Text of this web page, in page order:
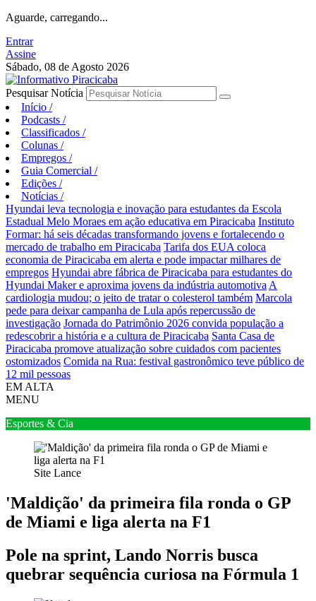
Aguarde, carregando...
Entrar
Assine
Sábado, 08 de Agosto 2026
Pesquisar Notícia
Início /
Podcasts /
Classificados /
Colunas /
Empregos /
Guia Comercial /
Edições /
Notícias /
Hyundai leva tecnologia e inovação para estudantes da Escola
Estadual Melo Moraes em ação educativa em Piracicaba Instituto
Formar: há seis décadas transformando jovens e fortalecendo o
mercado de trabalho em Piracicaba Tarifa dos EUA coloca
economia de Piracicaba em alerta e pode impactar milhares de
empregos Hyundai abre fábrica de Piracicaba para estudantes do
Hyundai Maker e aproxima jovens da indústria automotiva A
cardiologia mudou; o jeito de tratar o colesterol também Marcola
pede para deixar campanha de Lula após repercussão de
investigação Jornada do Patrimônio 2026 convida população a
redescobrir a história e a cultura de Piracicaba Santa Casa de
Piracicaba promove atualização sobre cuidados com pacientes
ostomizados Comida na Rua: festival gastronômico teve público de
12 mil pessoas
EM ALTA
MENU
Esportes & Cia
Site Lance
'Maldição' da primeira fila ronda o GP
de Miami e liga alerta na F1
Pole na sprint, Lando Norris busca
quebrar sequência curiosa na Fórmula 1